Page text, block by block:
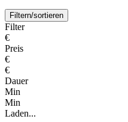
Filtern/sortieren
Filter
€
Preis
€
€
Dauer
Min
Min
Laden...